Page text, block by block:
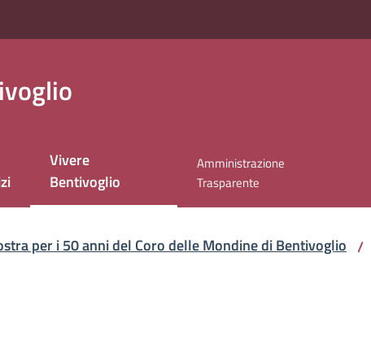
Vivere
Bentivoglio
Menu selezionato
Amministrazione
Trasparente
per i 50 anni del Coro delle Mondine di Bentivoglio /